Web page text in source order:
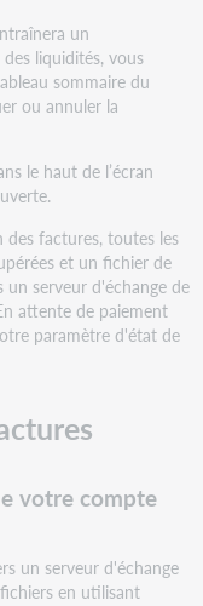
un
liquidités, vous
sommaire du
ou annuler la
le haut de l’écran
factures, toutes les
et un fichier de
serveur d'échange de
attente de paiement
paramètre d'état de
votre compte
un serveur d'échange
en utilisant